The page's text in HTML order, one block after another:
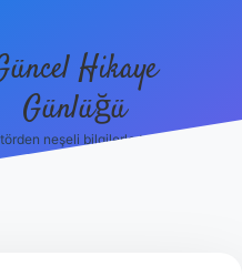
Hikaye
Günlüğü
neşeli bilgilerle tanış!